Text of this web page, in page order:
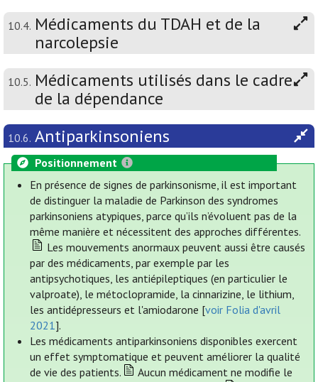
10.4. Médicaments du TDAH et de la
narcolepsie
10.5. Médicaments utilisés dans le cadre
de la dépendance
10.6. Antiparkinsoniens
Positionnement
En présence de signes de parkinsonisme, il est important
de distinguer la maladie de Parkinson des syndromes
parkinsoniens atypiques, parce qu’ils n’évoluent pas de la
même manière et nécessitent des approches différentes.
Les mouvements anormaux peuvent aussi être causés
par des médicaments, par exemple par les
antipsychotiques, les antiépileptiques (en particulier le
valproate), le métoclopramide, la cinnarizine, le lithium,
les antidépresseurs et l'amiodarone [voir Folia d'avril
2021].
Les médicaments antiparkinsoniens disponibles exercent
un effet symptomatique et peuvent améliorer la qualité
de vie des patients.
Aucun médicament ne modifie le